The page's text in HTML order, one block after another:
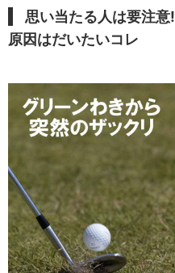
思い当たる人は要注意!
原因はだいたいコレ